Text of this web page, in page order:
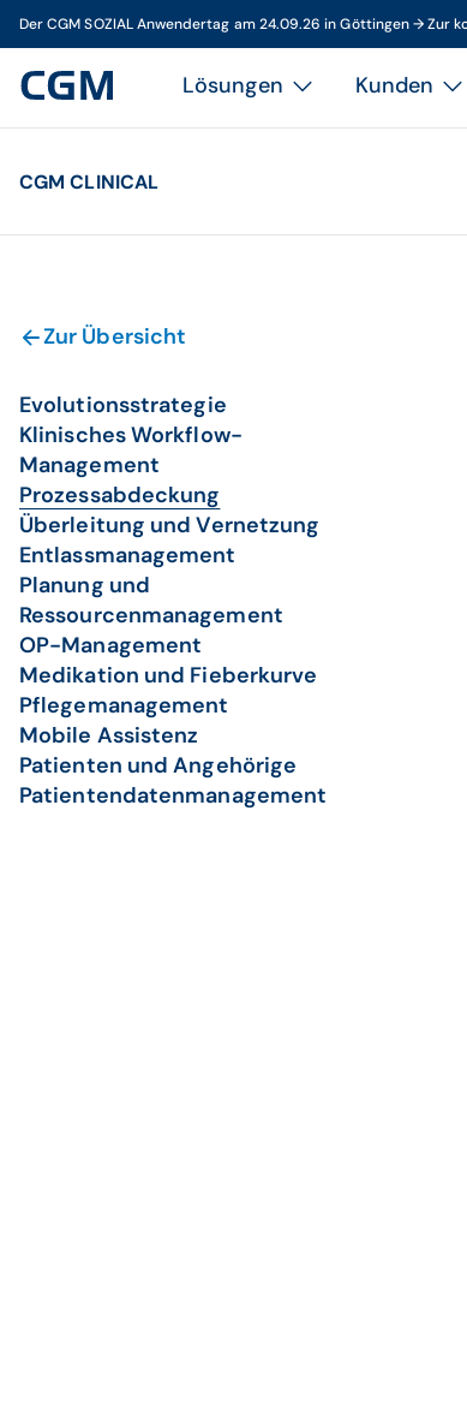
Der CGM SOZIAL Anwendertag am 24.09.26 in Göttingen → Zur
Lösungen Kunden
CGM CLINICAL
Zur Übersicht
Evolutionsstrategie
Klinisches Workflow-
Management
Prozessabdeckung
Überleitung und Vernetzung
Entlassmanagement
Planung und
Ressourcenmanagement
OP-Management
Medikation und Fieberkurve
Pflegemanagement
Mobile Assistenz
Patienten und Angehörige
Patientendatenmanagement